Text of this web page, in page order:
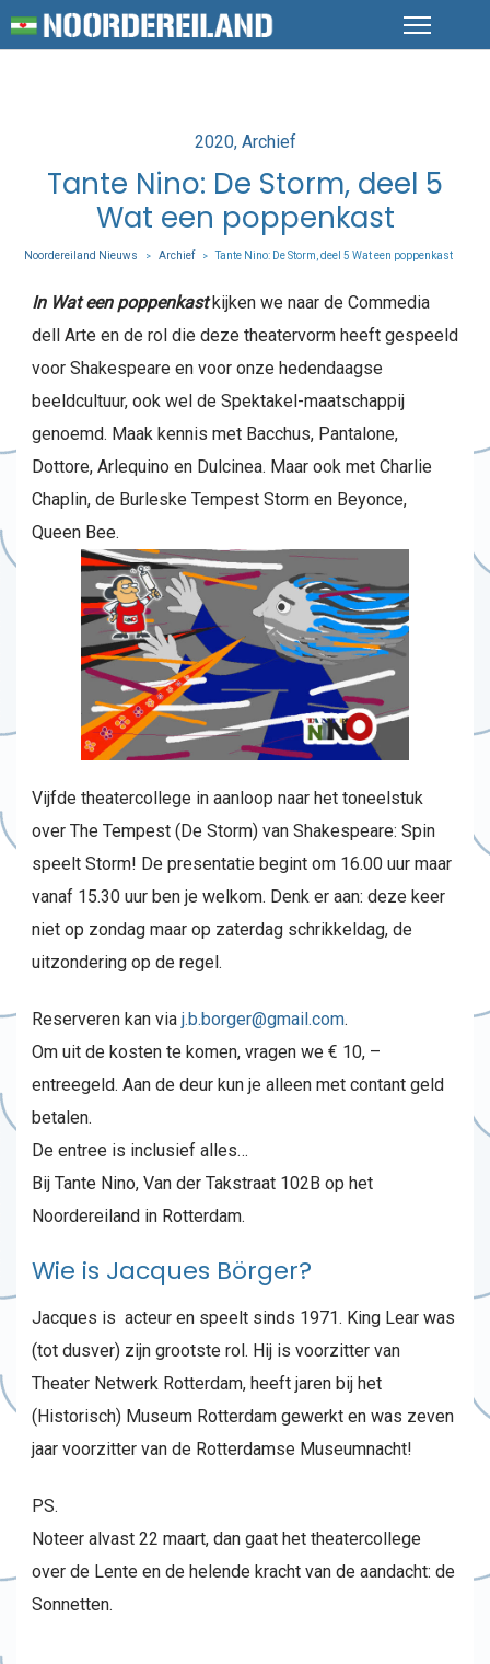
Posted
2020 Archief
Tante Nino: De Storm, deel 5
Wat een poppenkast
Noordereiland Nieuws > Archief > Tante Nino: De Storm, deel 5 Wat een poppenkast
In Wat een poppenkastkijken we naar de Commedia
dell Arte en de rol die deze theatervorm heeft gespeeld
voor Shakespeare en voor onze hedendaagse
beeldcultuur, ook wel de Spektakel-maatschappij
genoemd. Maak kennis met Bacchus, Pantalone,
Dottore, Arlequino en Dulcinea. Maar ook met Charlie
Chaplin, de Burleske Tempest Storm en Beyonce,
Queen Bee.
Vijfde theatercollege in aanloop naar het toneelstuk
over The Tempest (De Storm) van Shakespeare: Spin
speelt Storm! De presentatie begint om 16.00 uur maar
vanaf 15.30 uur ben je welkom. Denk er aan: deze keer
niet op zondag maar op zaterdag schrikkeldag, de
uitzondering op de regel.
Reserveren kan via j.b.borger@gmail.com.
Om uit de kosten te komen, vragen we € 10, –
entreegeld. Aan de deur kun je alleen met contant geld
betalen.
De entree is inclusief alles…
Bij Tante Nino, Van der Takstraat 102B op het
Noordereiland in Rotterdam.
Wie is Jacques Börger?
Jacques is acteur en speelt sinds 1971. King Lear was
(tot dusver) zijn grootste rol. Hij is voorzitter van
Theater Netwerk Rotterdam, heeft jaren bij het
(Historisch) Museum Rotterdam gewerkt en was zeven
jaar voorzitter van de Rotterdamse Museumnacht!
PS.
Noteer alvast 22 maart, dan gaat het theatercollege
over de Lente en de helende kracht van de aandacht: de
Sonnetten.